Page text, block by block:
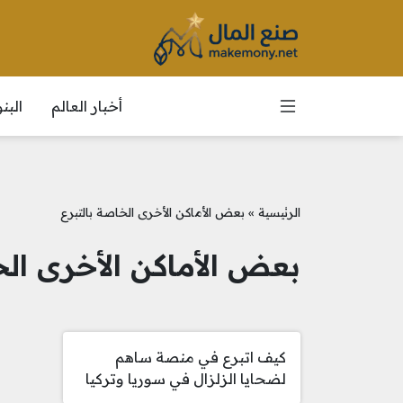
أخبار العالم
الرئيسية » بعض الأماكن الأخرى الخاصة بالتبرع
بعض الأماكن الأخرى
كيف اتبرع في منصة ساهم
لضحايا الزلزال في سوريا وتركيا